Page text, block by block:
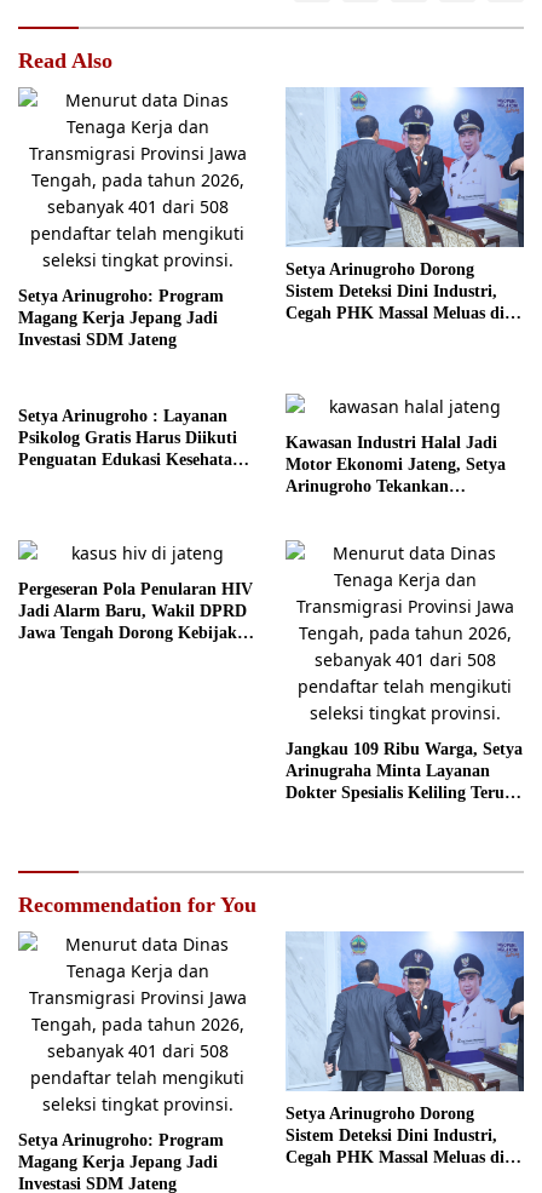
Read Also
Setya Arinugroho: Program
Magang Kerja Jepang Jadi
Investasi SDM Jateng
Setya Arinugroho Dorong
Sistem Deteksi Dini Industri,
Cegah PHK Massal Meluas di
Setya Arinugroho : Layanan
Psikolog Gratis Harus Diikuti
Penguatan Edukasi Kesehatan
Kawasan Industri Halal Jadi
Motor Ekonomi Jateng, Setya
Arinugroho Tekankan
Pergeseran Pola Penularan HIV
Jadi Alarm Baru, Wakil DPRD
Jawa Tengah Dorong Kebijakan
Jangkau 109 Ribu Warga, Setya
Arinugraha Minta Layanan
Dokter Spesialis Keliling Terus
Recommendation for You
Setya Arinugroho: Program
Magang Kerja Jepang Jadi
Investasi SDM Jateng
Setya Arinugroho Dorong
Sistem Deteksi Dini Industri,
Cegah PHK Massal Meluas di